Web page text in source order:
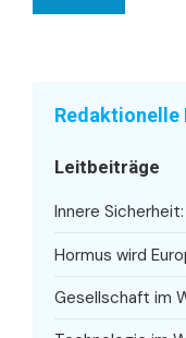
Redaktionelle
Leitbeiträge
Innere
Hormus wird
Gesellschaft im